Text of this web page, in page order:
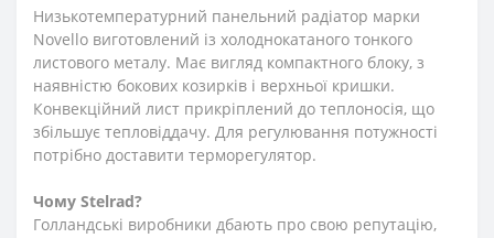
Низькотемпературний панельний радіатор марки
Novello виготовлений із холоднокатаного тонкого
листового металу. Має вигляд компактного блоку, з
наявністю бокових козирків і верхньої кришки.
Конвекційний лист прикріплений до теплоносія, що
збільшує тепловіддачу. Для регулювання потужності
потрібно доставити терморегулятор.
Чому Stelrad?
Голландські виробники дбають про свою репутацію,